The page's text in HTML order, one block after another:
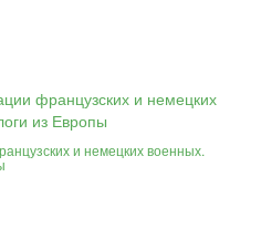
и немецких военных.